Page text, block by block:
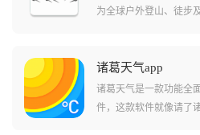
为全球户外登山、徒步
60度无死角地为你标注
诸葛天气app
诸葛天气是一款功能全
件，这款软件就像请了